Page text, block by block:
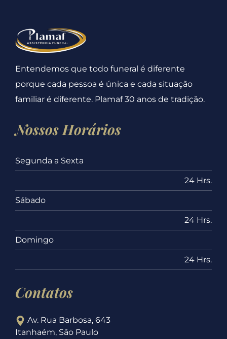
Entendemos que todo funeral é diferente
porque cada pessoa é única e cada situação
familiar é diferente. Plamaf 30 anos de tradição.
Nossos Horários
Segunda a Sexta
24 Hrs.
Sábado
24 Hrs.
Domingo
24 Hrs.
Contatos
Av. Rua Barbosa, 643
Itanhaém, São Paulo